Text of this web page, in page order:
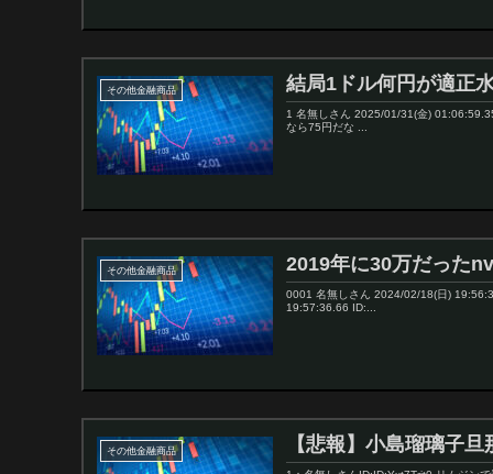
その他金融商品 結局1ドル何円が適正
1 名無しさん 2025/01/31(金)
なら75円だな ...
その他金融商品 2019年に30万だった
0001 名無しさん 2024/02/18(日)
19:57:36.66 ID:...
その他金融商品 【悲報】小島瑠璃子